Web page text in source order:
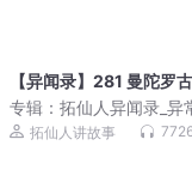
【异闻录】281 曼陀罗
专辑： 拓仙人异闻录_异
拓仙人讲故事